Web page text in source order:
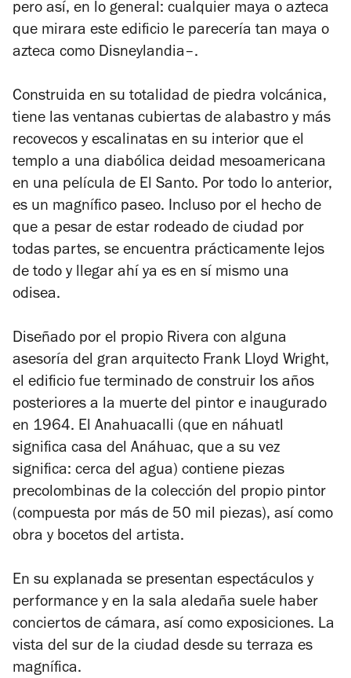
pero así, en lo general: cualquier maya o azteca
que mirara este edificio le parecería tan maya o
azteca como Disneylandia–.
Construida en su totalidad de piedra volcánica,
tiene las ventanas cubiertas de alabastro y más
recovecos y escalinatas en su interior que el
templo a una diabólica deidad mesoamericana
en una película de El Santo. Por todo lo anterior,
es un magnífico paseo. Incluso por el hecho de
que a pesar de estar rodeado de ciudad por
todas partes, se encuentra prácticamente lejos
de todo y llegar ahí ya es en sí mismo una
odisea.
Diseñado por el propio Rivera con alguna
asesoría del gran arquitecto Frank Lloyd Wright,
el edificio fue terminado de construir los años
posteriores a la muerte del pintor e inaugurado
en 1964. El Anahuacalli (que en náhuatl
significa casa del Anáhuac, que a su vez
significa: cerca del agua) contiene piezas
precolombinas de la colección del propio pintor
(compuesta por más de 50 mil piezas), así como
obra y bocetos del artista.
En su explanada se presentan espectáculos y
performance y en la sala aledaña suele haber
conciertos de cámara, así como exposiciones. La
vista del sur de la ciudad desde su terraza es
magnífica.